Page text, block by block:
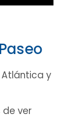
y
de ver